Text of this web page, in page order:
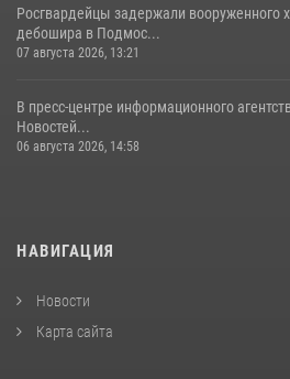
Росгвардейцы задержали вооруженного
дебошира в Подмос...
07 августа 2026, 13:21
В пресс-центре информационного
Новостей...
06 августа 2026, 14:58
НАВИГАЦИЯ
Новости
Карта сайта